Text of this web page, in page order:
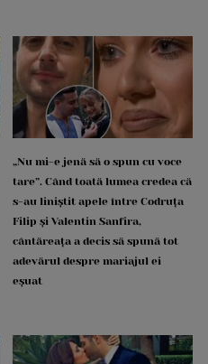
„Nu mi-e jenă să o spun cu voce
tare”. Când toată lumea credea că
s-au liniștit apele între Codruța
Filip și Valentin Sanfira,
cântăreața a decis să spună tot
adevărul despre mariajul ei
eșuat